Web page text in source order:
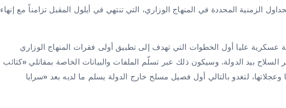
الزمنية المحددة في المنهاج الوزاري، التي تنتهي في أيلول المقبل تزامناً مع إنهاء
عسكرية عليا أول الخطوات التي تهدف إلى تطبيق أولى فقرات المنهاج الوزاري
بيد الدولة. وسيكون ذلك عبر تسلّم الملفات والبيانات الخاصة بمقاتلي «كتائب
وعجلاتها، لتغدو بالتالي أول فصيل مسلح خارج الدولة يسلم ما لديه بعد «سرايا